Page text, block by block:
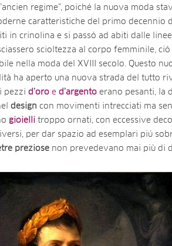
regime”, poiché la nuova moda
caratteristiche del primo decennio
in crinolina e si passó ad abiti dalle
scioltezza al corpo femminile,
nella moda del XVIII secolo. Questo
ha aperto una nuova strada del tutto
pezzi d’oro e d’argento erano pesanti, la
design con movimenti intrecciati ma
gioielli troppo ornati, con eccessive
per dar spazio ad esemplari piú
preziose non prevedevano mai più di